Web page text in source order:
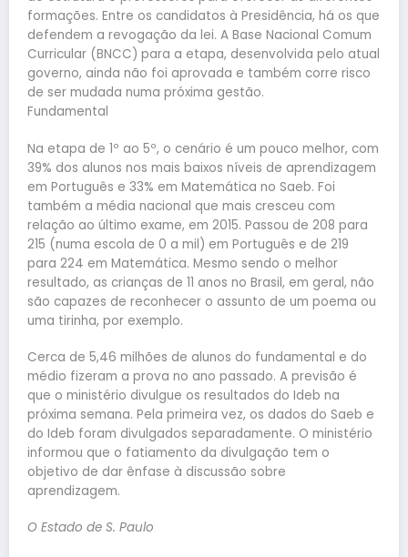
formações. Entre os candidatos à Presidência, há os que
defendem a revogação da lei. A Base Nacional Comum
Curricular (BNCC) para a etapa, desenvolvida pelo atual
governo, ainda não foi aprovada e também corre risco
de ser mudada numa próxima gestão.
Fundamental
Na etapa de 1º ao 5º, o cenário é um pouco melhor, com
39% dos alunos nos mais baixos níveis de aprendizagem
em Português e 33% em Matemática no Saeb. Foi
também a média nacional que mais cresceu com
relação ao último exame, em 2015. Passou de 208 para
215 (numa escola de 0 a mil) em Português e de 219
para 224 em Matemática. Mesmo sendo o melhor
resultado, as crianças de 11 anos no Brasil, em geral, não
são capazes de reconhecer o assunto de um poema ou
uma tirinha, por exemplo.
Cerca de 5,46 milhões de alunos do fundamental e do
médio fizeram a prova no ano passado. A previsão é
que o ministério divulgue os resultados do Ideb na
próxima semana. Pela primeira vez, os dados do Saeb e
do Ideb foram divulgados separadamente. O ministério
informou que o fatiamento da divulgação tem o
objetivo de dar ênfase à discussão sobre
aprendizagem.
O Estado de S. Paulo